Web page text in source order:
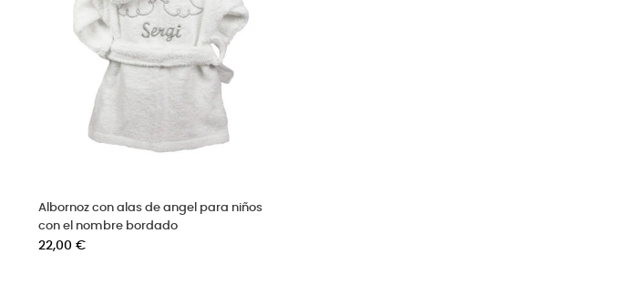
Albornoz con alas de angel para niños
con el nombre bordado
Precio
22,00 €